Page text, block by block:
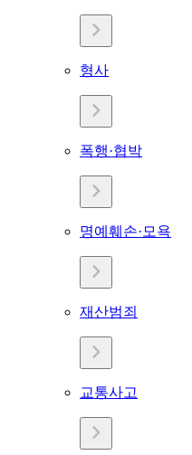
형사
폭행·협박
명예훼손·모욕
재산범죄
교통사고